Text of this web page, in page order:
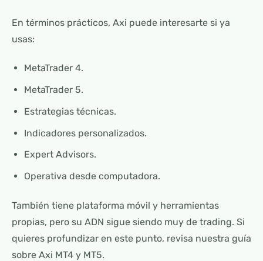
En términos prácticos, Axi puede interesarte si ya
usas:
MetaTrader 4.
MetaTrader 5.
Estrategias técnicas.
Indicadores personalizados.
Expert Advisors.
Operativa desde computadora.
También tiene plataforma móvil y herramientas
propias, pero su ADN sigue siendo muy de trading. Si
quieres profundizar en este punto, revisa nuestra guía
sobre Axi MT4 y MT5.